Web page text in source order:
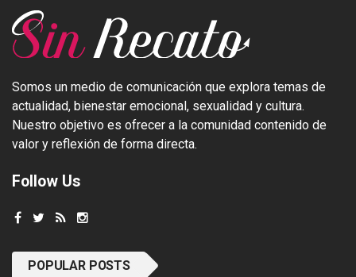
Somos un medio de comunicación que explora temas de
actualidad, bienestar emocional, sexualidad y cultura.
Nuestro objetivo es ofrecer a la comunidad contenido de
valor y reflexión de forma directa.
Follow Us
POPULAR POSTS